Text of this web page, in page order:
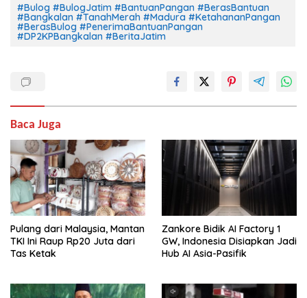
#Bulog #BulogJatim #BantuanPangan #BerasBantuan
#Bangkalan #TanahMerah #Madura #KetahananPangan
#BerasBulog #PenerimaBantuanPangan
#DP2KPBangkalan #BeritaJatim
Baca Juga
Pulang dari Malaysia, Mantan
TKI Ini Raup Rp20 Juta dari
Tas Ketak
Zankore Bidik AI Factory 1
GW, Indonesia Disiapkan Jadi
Hub AI Asia-Pasifik